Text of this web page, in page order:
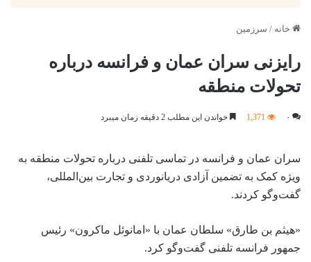
خانه / سرزمین
رایزنی سران عمان و فرانسه درباره
تحولات منطقه
۰ 1,371 خواندن این مطلب 2 دقیقه زمان میبرد
سران عمان و فرانسه در تماسی تلفنی درباره تحولات منطقه به
ویژه کمک به تضمین آزادی دریانوردی و تجارت بین‌المللی،
گفت‌وگو کردند.
«هیثم بن طارق» سلطان عمان با «امانوئل ماکرون» رئیس
جمهور فرانسه تلفنی گفت‌وگو کرد.